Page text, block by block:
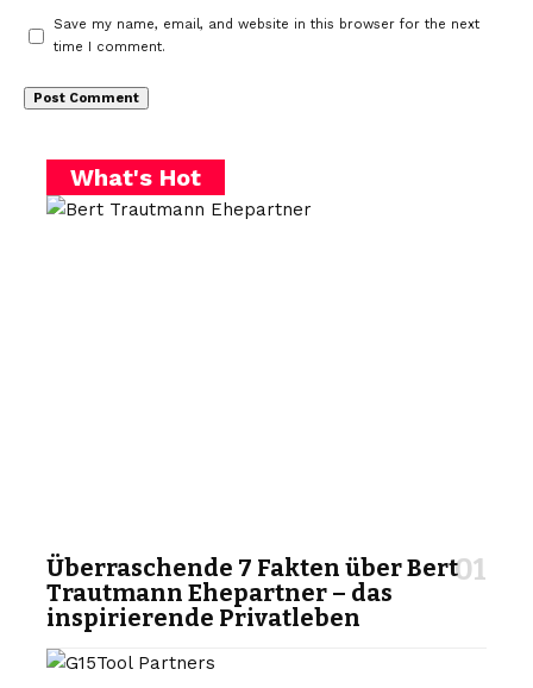
Save my name, email, and website in this browser for the next
time I comment.
What's Hot
Überraschende 7 Fakten über Bert
Trautmann Ehepartner – das
inspirierende Privatleben